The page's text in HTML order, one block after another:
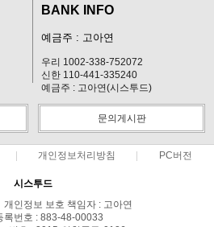
BANK INFO
예금주 : 고아연
우리 1002-338-752072
신한 110-441-335240
예금주 : 고아연(시스투드)
문의게시판
개인정보처리방침 PC버전
시스투드
개인정보 보호 책임자 : 고아연
록번호 : 883-48-00033